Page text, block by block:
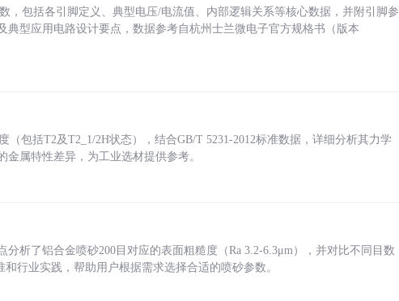
，包括各引脚定义、典型电压/电流值、内部逻辑关系等核心数据，并附引脚参
典型应用电路设计要点，数据参考自杭州士兰微电子官方规格书（版本
（包括T2及T2_1/2H状态），结合GB/T 5231-2012标准数据，详细分析其力学
属特性差异，为工业选材提供参考。
析了铝合金喷砂200目对应的表面粗糙度（Ra 3.2-6.3μm），并对比不同目数
行业实践，帮助用户根据需求选择合适的喷砂参数。